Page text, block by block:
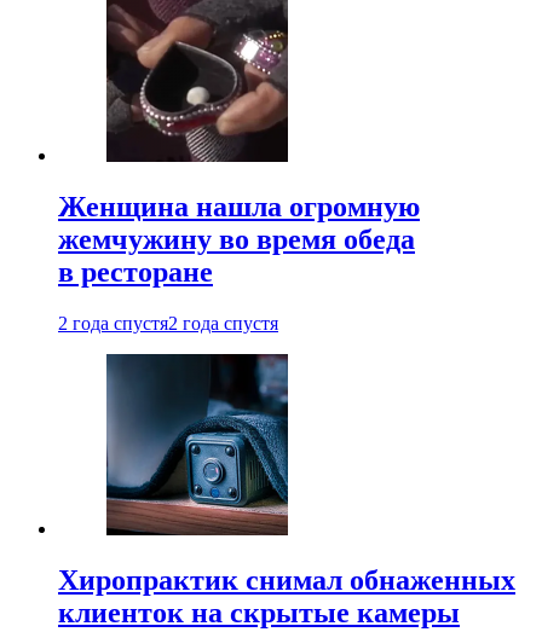
Женщина нашла огромную
жемчужину во время обеда
в ресторане
2 года спустя2 года спустя
Хиропрактик снимал обнаженных
клиенток на скрытые камеры